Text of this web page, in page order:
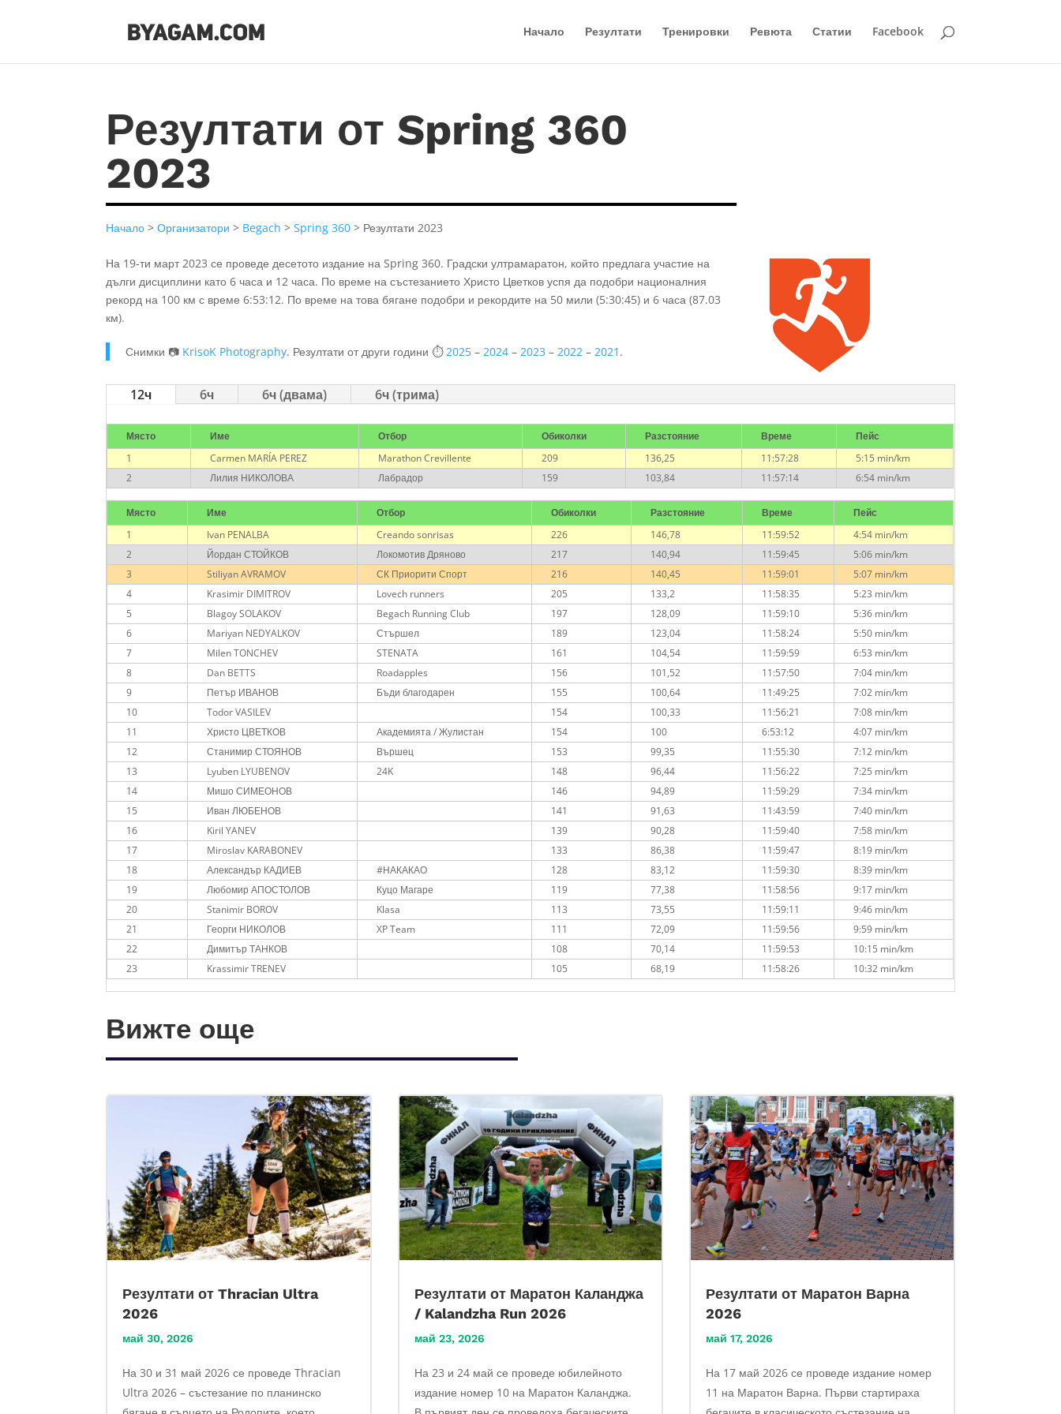
Начало Резултати Тренировки Ревюта Статии Facebook
Резултати от Spring 360
2023
Начало >Организатори > Begach >Spring 360 > Резултати 2023
На 19-ти март 2023 се проведе десетото издание на Spring 360. Градски ултрамаратон, който предлага участие на
дълги дисциплини като 6 часа и 12 часа. По време на състезанието Христо Цветков успя да подобри националния
рекорд на 100 км с време 6:53:12. По време на това бягане подобри и рекордите на 50 мили (5:30:45) и 6 часа (87.03
км).
Снимки 📷 KrisoK Photography. Резултати от други години ⏱️ 2025 – 2024 – 2023 – 2022 – 2021 .
12ч 6ч 6ч (двама) 6ч (трима)
Място Име Отбор Обиколки Разстояние Време
Пейс
1
Carmen MARÍA PEREZ Marathon Crevillente 209 136,25 11:57:28
5:15 min/km
2
Лилия НИКОЛОВА Лабрадор 159 103,84 11:57:14 6:54 min/km
Място Име Отбор Обиколки Разстояние Време
Пейс
1
Ivan PENALBA Creando sonrisas 226 146,78 11:59:52
4:54 min/km
2
Йордан СТОЙКОВ Локомотив Дряново 217 140,94 11:59:45
5:06 min/km
3
Stiliyan AVRAMOV СК Приорити Спорт 216 140,45 11:59:01
5:07 min/km
4
Krasimir DIMITROV Lovech runners 205 133,2 11:58:35
5:23 min/km
5
Blagoy SOLAKOV Begach Running Club 197 128,09 11:59:10
5:36 min/km
6
Mariyan NEDYALKOV Стършел 189 123,04 11:58:24
5:50 min/km
7
Milen TONCHEV STENATA 161 104,54 11:59:59
6:53 min/km
8
Dan BETTS Roadapples 156 101,52 11:57:50
7:04 min/km
9
Петър ИВАНОВ Бъди благодарен 155 100,64 11:49:25
7:02 min/km
10
Todor VASILEV 154 100,33 11:56:21
7:08 min/km
11
Христо ЦВЕТКОВ Академията / Жулистан 154 100 6:53:12
4:07 min/km
12
Станимир СТОЯНОВ Вършец 153 99,35 11:55:30
7:12 min/km
13
Lyuben LYUBENOV 24K 148 96,44 11:56:22
7:25 min/km
14
Мишо СИМЕОНОВ 146 94,89 11:59:29
7:34 min/km
15
Иван ЛЮБЕНОВ 141 91,63 11:43:59
7:40 min/km
16
Kiril YANEV 139 90,28 11:59:40
7:58 min/km
17
Miroslav KARABONEV 133 86,38 11:59:47
8:19 min/km
18
Александър КАДИЕВ #НАКАКАО 128 83,12 11:59:30
8:39 min/km
19
Любомир АПОСТОЛОВ Куцо Магаре 119 77,38 11:58:56
9:17 min/km
20
Stanimir BOROV Klasa 113 73,55 11:59:11
9:46 min/km
21
Георги НИКОЛОВ XP Team 111 72,09 11:59:56
9:59 min/km
22
Димитър ТАНКОВ 108 70,14 11:59:53
10:15 min/km
23
Krassimir TRENEV 105 68,19 11:58:26 10:32 min/km
Вижте още
Резултати от Thracian Ultra
2026
май 30, 2026
На 30 и 31 май 2026 се проведе Thracian
Ultra 2026 – състезание по планинско
Резултати от Маратон Каланджа
/ Kalandzha Run 2026
май 23, 2026
На 23 и 24 май се проведе юбилейното
издание номер 10 на Маратон Каланджа.
Резултати от Маратон Варна
2026
май 17, 2026
На 17 май 2026 се проведе издание номер
11 на Маратон Варна. Първи стартираха